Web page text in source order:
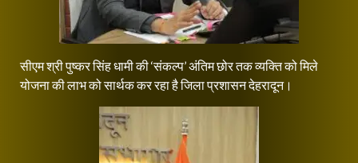
सीएम श्री पुष्कर सिंह धामी की ‘संकल्प’ अंतिम छोर तक व्यक्ति को मिले
योजना की लाभ को सार्थक कर रहा है जिला प्रशासन देहरादून।